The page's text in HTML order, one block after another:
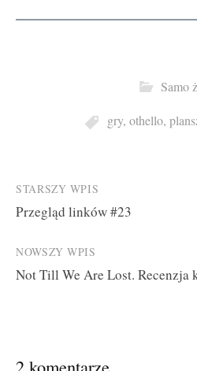
Samo
gry, othello,
Post
navigation
STARSZY WPIS
Przegląd linków #23
NOWSZY WPIS
Not Till We Are Lost. Recenzja
2 komentarze